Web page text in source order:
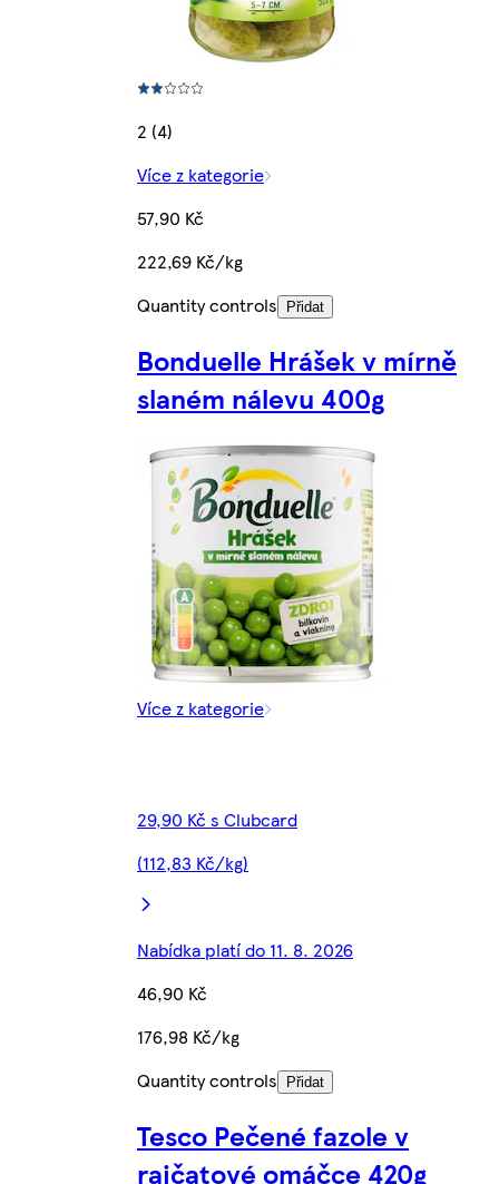
2 (4)
Více z kategorie
57,90 Kč
222,69 Kč/kg
Quantity controls
Přidat
Bonduelle Hrášek v mírně
slaném nálevu 400g
Více z kategorie
29,90 Kč s Clubcard
(112,83 Kč/kg)
Nabídka platí do 11. 8. 2026
46,90 Kč
176,98 Kč/kg
Quantity controls
Přidat
Tesco Pečené fazole v
rajčatové omáčce 420g